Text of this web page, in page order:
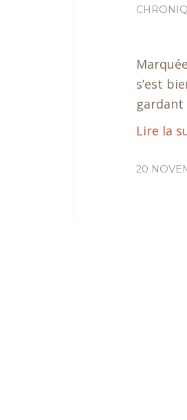
s’est
gardant
Lire la
20